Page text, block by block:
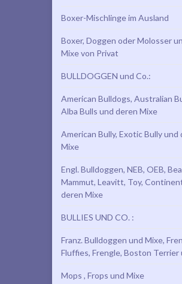
Boxer-Mischlinge im Ausland
Boxer, Doggen oder Molosser
Mixe von Privat
BULLDOGGEN und Co.:
American Bulldogs, Australian
Alba Bulls und deren Mixe
American Bully, Exotic Bully und
Mixe
Engl. Bulldoggen, NEB, OEB,
Mammut, Leavitt, Toy,
deren Mixe
BULLIES UND CO. :
Franz. Bulldoggen und Mixe,
Fluffies, Frengle, Boston Terrier
Mops , Frops und Mixe